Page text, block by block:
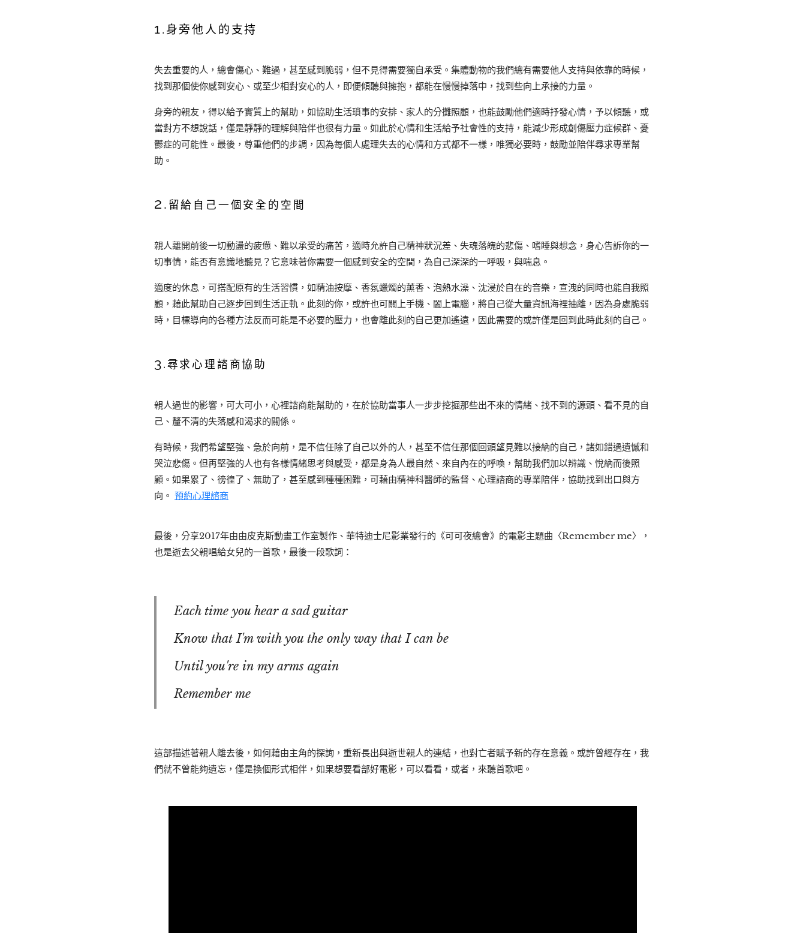
1. 身旁他人的支持
失去重要的人，總會傷心、難過，甚至感到脆弱，但不見得需要獨自承受。集體動物的我們總有需要他人支持與依靠的時候，
找到那個使你感到安心、或至少相對安心的人，即便傾聽與擁抱，都能在慢慢掉落中，找到些向上承接的力量。
身旁的親友，得以給予實質上的幫助，如協助生活瑣事的安排、家人的分攤照顧，也能鼓勵他們適時抒發心情，予以傾聽，或
當對方不想說話，僅是靜靜的理解與陪伴也很有力量。如此於心情和生活給予社會性的支持，能減少形成創傷壓力症候群、憂
鬱症的可能性。最後，尊重他們的步調，因為每個人處理失去的心情和方式都不一樣，唯獨必要時，鼓勵並陪伴尋求專業幫
助。
2. 留給自己一個安全的空間
親人離開前後一切動盪的疲憊、難以承受的痛苦，適時允許自己精神狀況差、失魂落魄的悲傷、嗜睡與想念，身心告訴你的一
切事情，能否有意識地聽見？它意味著你需要一個感到安全的空間，為自己深深的一呼吸，與喘息。
適度的休息，可搭配原有的生活習慣，如精油按摩、香氛蠟燭的薰香、泡熱水澡、沈浸於自在的音樂，宣洩的同時也能自我照
顧，藉此幫助自己逐步回到生活正軌。此刻的你，或許也可關上手機、闔上電腦，將自己從大量資訊海裡抽離，因為身處脆弱
時，目標導向的各種方法反而可能是不必要的壓力，也會離此刻的自己更加遙遠，因此需要的或許僅是回到此時此刻的自己。
3.尋求心理諮商協助
親人過世的影響，可大可小，心裡諮商能幫助的，在於協助當事人一步步挖掘那些出不來的情緒、找不到的源頭、看不見的自
己、釐不清的失落感和渴求的關係。
有時候，我們希望堅強、急於向前，是不信任除了自己以外的人，甚至不信任那個回頭望見難以接納的自己，諸如錯過遺憾和
哭泣悲傷。但再堅強的人也有各樣情緒思考與感受，都是身為人最自然、來自內在的呼喚，幫助我們加以辨識、悅納而後照
顧。如果累了、徬徨了、無助了，甚至感到種種困難，可藉由精神科醫師的監督、心理諮商的專業陪伴，協助找到出口與方
向。 預約心理諮商
最後，分享2017年由由皮克斯動畫工作室製作、華特迪士尼影業發行的《可可夜總會》的電影主題曲〈Remember me〉，
也是逝去父親唱給女兒的一首歌，最後一段歌詞：
Each time you hear a sad guitar
Know that I'm with you the only way that I can be
Until you're in my arms again
Remember me
這部描述著親人離去後，如何藉由主角的探詢，重新長出與逝世親人的連結，也對亡者賦予新的存在意義。或許曾經存在，我
們就不曾能夠遺忘，僅是換個形式相伴，如果想要看部好電影，可以看看，或者，來聽首歌吧。